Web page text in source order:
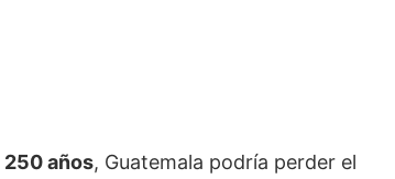
250 años, Guatemala podría perder el